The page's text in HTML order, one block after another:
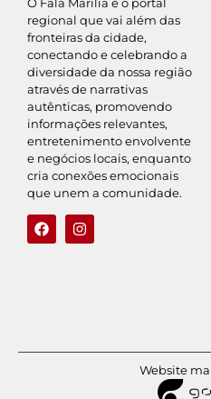
regional que vai além das
fronteiras da cidade,
conectando e celebrando a
diversidade da nossa região
através de narrativas
autênticas, promovendo
informações relevantes,
entretenimento envolvente
e negócios locais, enquanto
cria conexões emocionais
que unem a comunidade.
Website